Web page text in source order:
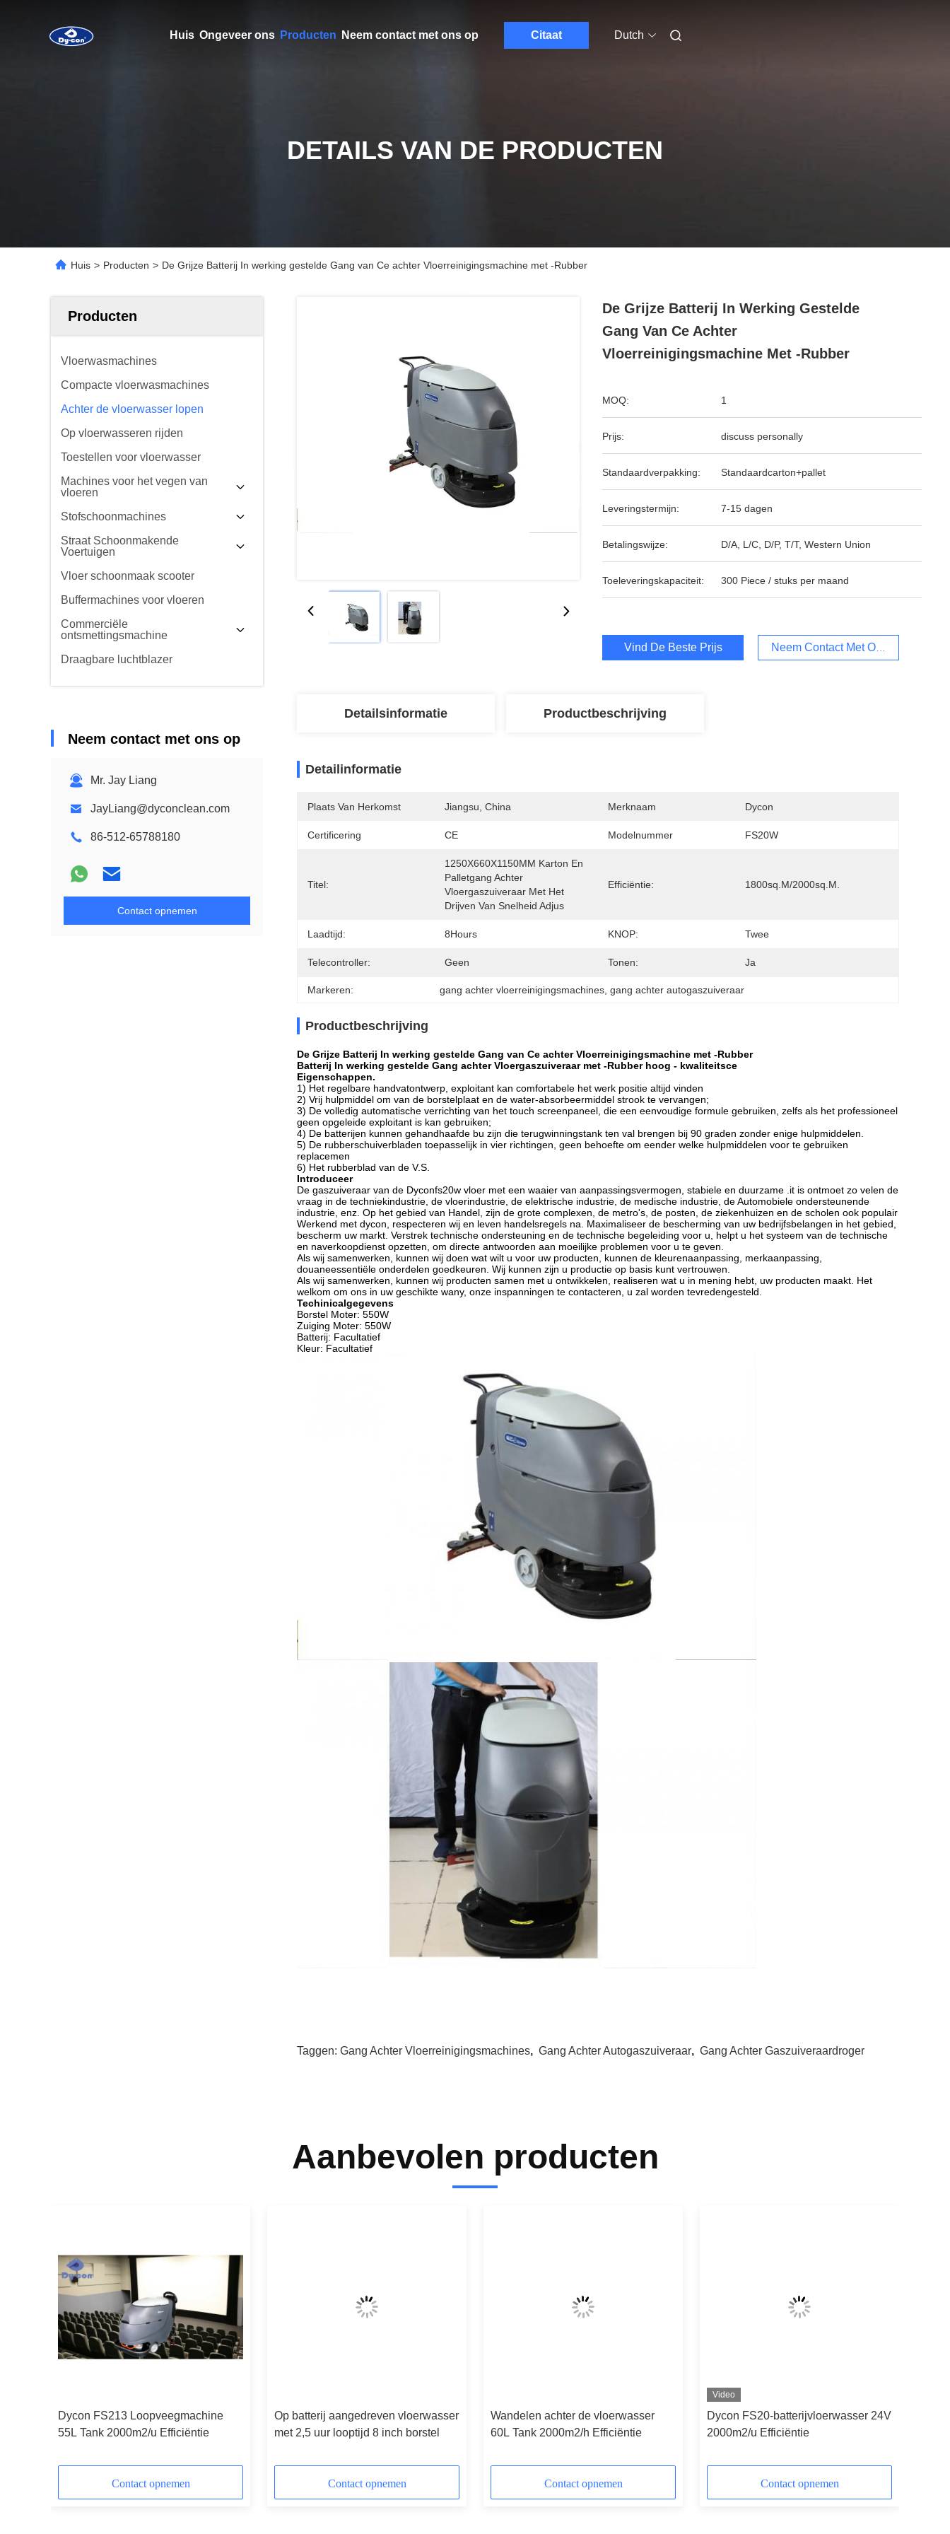
Huis Ongeveer ons Producten Neem contact met ons op Citaat Dutch
DETAILS VAN DE PRODUCTEN
Huis > Producten > De Grijze Batterij In werking gestelde Gang van Ce achter Vloerreinigingsmachine met -Rubber
Producten
Vloerwasmachines
Compacte vloerwasmachines
Achter de vloerwasser lopen
Op vloerwasseren rijden
Toestellen voor vloerwasser
Machines voor het vegen van
vloeren
Stofschoonmachines
Straat Schoonmakende
Voertuigen
Vloer schoonmaak scooter
Buffermachines voor vloeren
Commerciële
ontsmettingsmachine
Draagbare luchtblazer
Neem contact met ons op
Mr. Jay Liang
JayLiang@dyconclean.com
86-512-65788180
Contact opnemen
De Grijze Batterij In Werking Gestelde
Gang Van Ce Achter
Vloerreinigingsmachine Met -Rubber
MOQ: 1
Prijs: discuss personally
Standaardverpakking: Standaardcarton+pallet
Leveringstermijn: 7-15 dagen
Betalingswijze: D/A, L/C, D/P, T/T, Western Union
Toeleveringskapaciteit: 300 Piece / stuks per maand
Vind De Beste Prijs Neem Contact Met Ons Op
Detailsinformatie Productbeschrijving
Detailinformatie
Plaats Van Herkomst Jiangsu, China Merknaam Dycon
Certificering CE Modelnummer FS20W
Titel:
1250X660X1150MM Karton En
Palletgang Achter
Vloergaszuiveraar Met Het
Drijven Van Snelheid Adjus
Efficiëntie: 1800sq.m/2000sq.m.
Laadtijd: 8Hours KNOP: Twee
Telecontroller: Geen Tonen: Ja
Markeren: gang achter vloerreinigingsmachines , gang achter autogaszuiveraar
Productbeschrijving
De Grijze Batterij In werking gestelde Gang van Ce achter Vloerreinigingsmachine met -Rubber
Batterij In werking gestelde Gang achter Vloergaszuiveraar met -Rubber hoog - kwaliteitsce
Eigenschappen.
1) Het regelbare handvatontwerp, exploitant kan comfortabele het werk positie altijd vinden
2) Vrij hulpmiddel om van de borstelplaat en de water-absorbeermiddel strook te vervangen;
3) De volledig automatische verrichting van het touch screenpaneel, die een eenvoudige formule gebruiken, zelfs als het professioneel
geen opgeleide exploitant is kan gebruiken;
4) De batterijen kunnen gehandhaafde bu zijn die terugwinningstank ten val brengen bij 90 graden zonder enige hulpmiddelen.
5) De rubberschuiverbladen toepasselijk in vier richtingen, geen behoefte om eender welke hulpmiddelen voor te gebruiken
replacemen
6) Het rubberblad van de V.S.
Introduceer
De gaszuiveraar van de Dyconfs20w vloer met een waaier van aanpassingsvermogen, stabiele en duurzame .it is ontmoet zo velen de
vraag in de techniekindustrie, de vloerindustrie, de elektrische industrie, de medische industrie, de Automobiele ondersteunende
industrie, enz. Op het gebied van Handel, zijn de grote complexen, de metro's, de posten, de ziekenhuizen en de scholen ook populair
Werkend met dycon, respecteren wij en leven handelsregels na. Maximaliseer de bescherming van uw bedrijfsbelangen in het gebied,
bescherm uw markt. Verstrek technische ondersteuning en de technische begeleiding voor u, helpt u het systeem van de technische
en naverkoopdienst opzetten, om directe antwoorden aan moeilijke problemen voor u te geven.
Als wij samenwerken, kunnen wij doen wat wilt u voor uw producten, kunnen de kleurenaanpassing, merkaanpassing,
douaneessentiële onderdelen goedkeuren. Wij kunnen zijn u productie op basis kunt vertrouwen.
Als wij samenwerken, kunnen wij producten samen met u ontwikkelen, realiseren wat u in mening hebt, uw producten maakt. Het
welkom om ons in uw geschikte wany, onze inspanningen te contacteren, u zal worden tevredengesteld.
Techinicalgegevens
Borstel Moter: 550W
Zuiging Moter: 550W
Batterij: Facultatief
Kleur: Facultatief
Taggen: Gang Achter Vloerreinigingsmachines, Gang Achter Autogaszuiveraar, Gang Achter Gaszuiveraardroger
Aanbevolen producten
Dycon FS213 Loopveegmachine
55L Tank 2000m2/u Efficiëntie
Contact opnemen
Op batterij aangedreven vloerwasser
met 2,5 uur looptijd 8 inch borstel
Contact opnemen
Wandelen achter de vloerwasser
60L Tank 2000m2/h Efficiëntie
Contact opnemen
Video
Dycon FS20-batterijvloerwasser 24V
2000m2/u Efficiëntie
Contact opnemen